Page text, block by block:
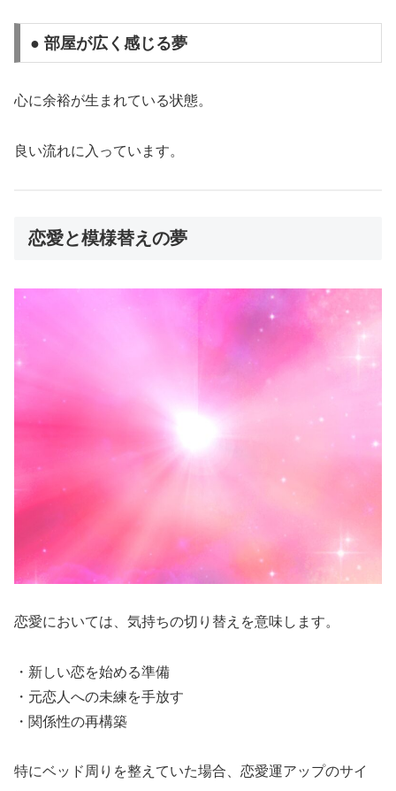
● 部屋が広く感じる夢
心に余裕が生まれている状態。
良い流れに入っています。
恋愛と模様替えの夢
恋愛においては、気持ちの切り替えを意味します。
・新しい恋を始める準備
・元恋人への未練を手放す
・関係性の再構築
特にベッド周りを整えていた場合、恋愛運アップのサイ